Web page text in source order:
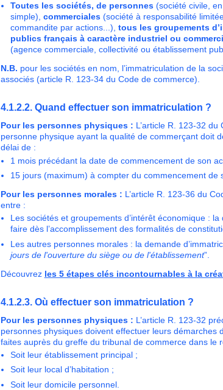
Toutes les sociétés, de personnes(société civile,
simple), commerciales (société à responsabilité
commandite par actions...), tous les groupements
publics français à caractère industriel ou
(agence commerciale, collectivité ou établissement
N.B. pour les sociétés en nom, l’immatriculation de la
associés (article R. 123-34 du Code de commerce).
4.1.2.2. Quand effectuer son immatriculation ?
Pour les personnes physiques : L’article R. 123-32
personne physique ayant la qualité de commerçant doit
délai de :
1 mois précédant la date de commencement de son
15 jours (maximum) à compter du commencement de
Pour les personnes morales : L’article R. 123-36 du
entre :
Les sociétés et groupements d’intérêt économique :
faire dès l’accomplissement des formalités de
Les autres personnes morales : la demande
jours de l'ouverture du siège ou de l'établissement”.
Découvrez les 5 étapes clés incontournables à la
4.1.2.3. Où effectuer son immatriculation ?
Pour les personnes physiques : L’article R. 123-32
personnes physiques doivent effectuer leurs démarches
faites auprès du greffe du tribunal de commerce dans le
Soit leur établissement principal ;
Soit leur local d’habitation ;
Soit leur domicile personnel.